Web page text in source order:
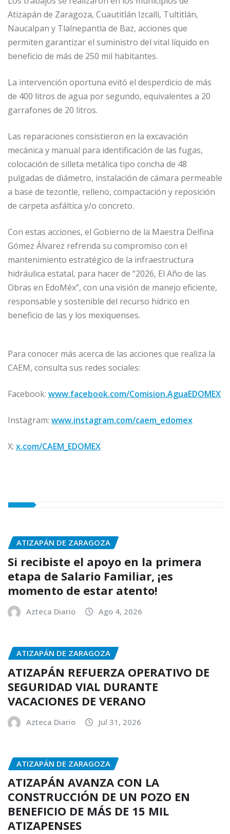
Atizapán de Zaragoza, Cuautitlán Izcalli, Tultitlán,
Naucalpan y Tlalnepantla de Baz, acciones que
permiten garantizar el suministro del vital líquido en
beneficio de más de 250 mil habitantes.
La intervención oportuna evitó el desperdicio de más
de 400 litros de agua por segundo, equivalentes a 20
garrafones de 20 litros.
Las reparaciones consistieron en la excavación
mecánica y manual para identificación de las fugas,
colocación de silleta metálica tipo concha de 48
pulgadas de diámetro, instalación de cámara permeable
a base de tezontle, relleno, compactación y reposición
de carpeta asfáltica y/o concreto.
Con estas acciones, el Gobierno de la Maestra Delfina
Gómez Álvarez refrenda su compromiso con el
mantenimiento estratégico de la infraestructura
hidráulica estatal, para hacer de “2026, El Año de las
Obras en EdoMéx”, con una visión de manejo eficiente,
responsable y sostenible del recurso hídrico en
beneficio de las y los mexiquenses.
Para conocer más acerca de las acciones que realiza la
CAEM, consulta sus redes sociales:
Facebook: www.facebook.com/Comision.AguaEDOMEX
Instagram: www.instagram.com/caem_edomex
X: x.com/CAEM_EDOMEX
ATIZAPÁN DE ZARAGOZA
Si recibiste el apoyo en la primera
etapa de Salario Familiar, ¡es
momento de estar atento!
Azteca Diario Ago 4, 2026
ATIZAPÁN DE ZARAGOZA
ATIZAPÁN REFUERZA OPERATIVO DE
SEGURIDAD VIAL DURANTE
VACACIONES DE VERANO
Azteca Diario Jul 31, 2026
ATIZAPÁN DE ZARAGOZA
ATIZAPÁN AVANZA CON LA
CONSTRUCCIÓN DE UN POZO EN
BENEFICIO DE MÁS DE 15 MIL
ATIZAPENSES